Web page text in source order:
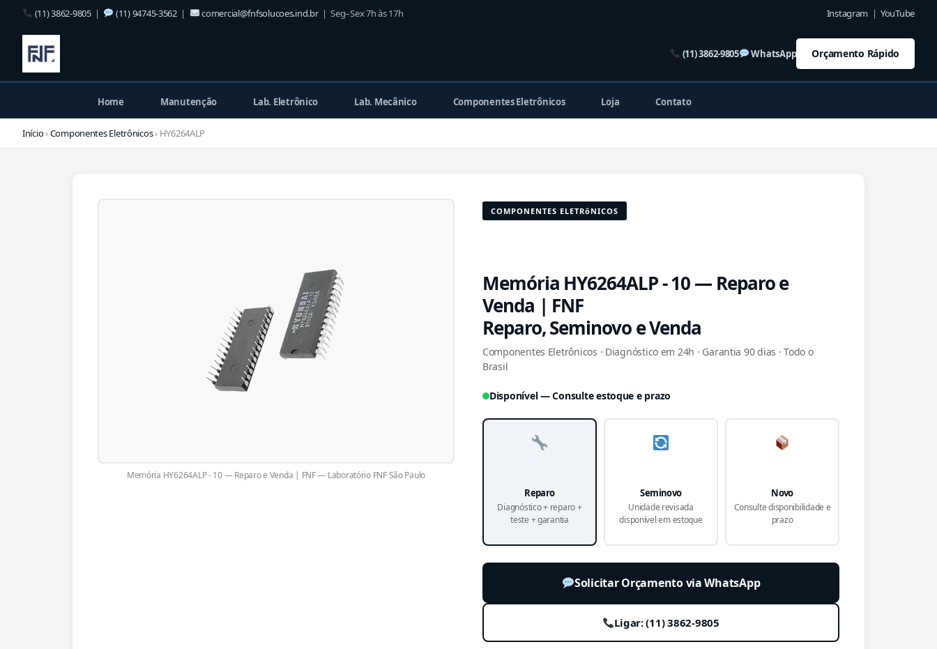
(11) 3862-9805| (11) 94745-3562| comercial@fnfsolucoes.ind.br| Seg–Sex 7h às 17h Instagram | YouTube
(11) 3862-9805 WhatsApp Orçamento Rápido
Home Manutenção Lab. Eletrônico Lab. Mecânico Componentes Eletrônicos Loja Contato
Início›Componentes Eletrônicos› HY6264ALP
Memória HY6264ALP - 10 — Reparo e Venda | FNF — Laboratório FNF São Paulo
COMPONENTES ELETRôNICOS
Memória HY6264ALP - 10 — Reparo e
Venda | FNF
Reparo, Seminovo e Venda
Componentes Eletrônicos · Diagnóstico em 24h · Garantia 90 dias · Todo o
Brasil
Disponível — Consulte estoque e prazo
Reparo
Diagnóstico + reparo +
teste + garantia
Seminovo
Unidade revisada
disponível em estoque
Novo
Consulte disponibilidade e
prazo
Solicitar Orçamento via WhatsApp
Ligar: (11) 3862-9805